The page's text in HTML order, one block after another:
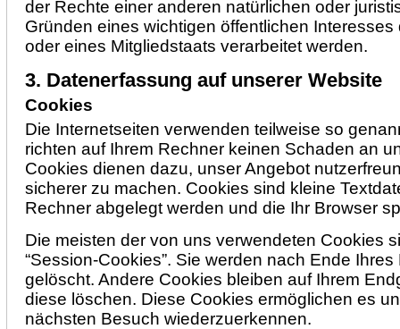
der Rechte einer anderen natürlichen oder
Gründen eines wichtigen öffentlichen
oder eines Mitgliedstaats verarbeitet werden.
3. Datenerfassung auf unserer Website
Cookies
Die Internetseiten verwenden teilweise so
richten auf Ihrem Rechner keinen Schaden an
Cookies dienen dazu, unser Angebot
sicherer zu machen. Cookies sind kleine
Rechner abgelegt werden und die Ihr Browser
Die meisten der von uns verwendeten Cookies
“Session-Cookies”. Sie werden nach Ende
gelöscht. Andere Cookies bleiben auf Ihrem
diese löschen. Diese Cookies ermöglichen es
nächsten Besuch wiederzuerkennen.